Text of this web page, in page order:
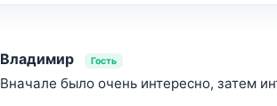
Владимир Гость
Вначале было очень интересно, затем